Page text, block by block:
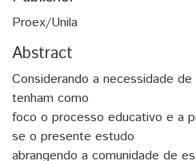
Proex/Unila
Abstract
Considerando a necessidade
tenham como
foco o processo educativo e a
se o presente estudo
abrangendo a comunidade de